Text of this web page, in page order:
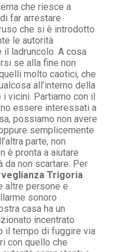
che riesce a
far arrestare
che si è introdotto
le autorità
ladruncolo. A cosa
se alla fine non
molto caotici, che
all’interno della
vicini. Partiamo con il
essere interessati a
possiamo non avere
semplicemente
parte, non
è pronta a aiutare
da non scartare. Per
Trigoria
altre persone e
sonoro
casa ha un
incentrato
il tempo di fuggire via
con quello che